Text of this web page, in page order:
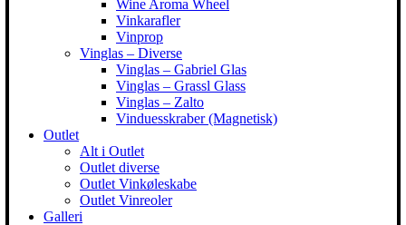
Wine Aroma Wheel
Vinkarafler
Vinprop
Vinglas – Diverse
Vinglas – Gabriel Glas
Vinglas – Grassl Glass
Vinglas – Zalto
Vinduesskraber (Magnetisk)
Outlet
Alt i Outlet
Outlet diverse
Outlet Vinkøleskabe
Outlet Vinreoler
Galleri